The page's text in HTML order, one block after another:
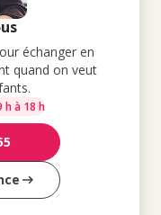
échanger en
quand on veut
h à 18 h